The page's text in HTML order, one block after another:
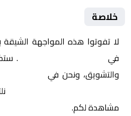
خلاصة
لا تفوتوا هذه المواجهة الشيقة
في
.
والتشويق، ونحن في
مشاهدة لكم.